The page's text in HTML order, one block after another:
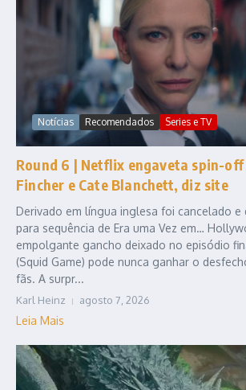
Notícias Recomendados Series e TV
Round 6 | Netflix engaveta spin-off
Fincher e Cate Blanchett, diz site
Derivado em língua inglesa foi cancelado e
para sequência de Era uma Vez em…
empolgante gancho deixado no episódio
(Squid Game) pode nunca ganhar o
fãs. A surpr...
Karl Heinz agosto 7, 2026
Leia Mais